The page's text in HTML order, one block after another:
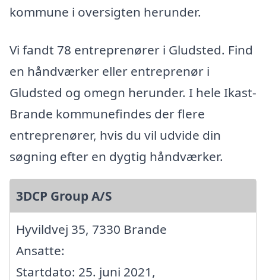
kommune i oversigten herunder.
Vi fandt 78 entreprenører i Gludsted. Find
en håndværker eller entreprenør i
Gludsted og omegn herunder. I hele Ikast-
Brande kommunefindes der flere
entreprenører, hvis du vil udvide din
søgning efter en dygtig håndværker.
3DCP Group A/S
Hyvildvej 35, 7330 Brande
Ansatte:
Startdato: 25. juni 2021,